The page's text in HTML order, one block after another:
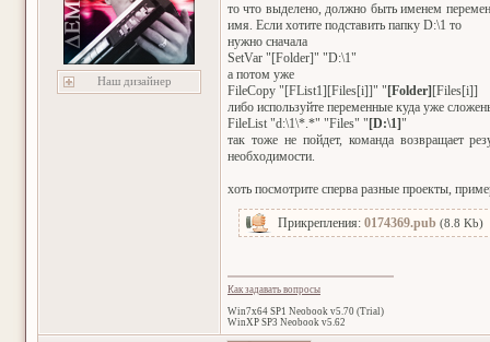
Наш дизайнер
то что выделено, должно быть именем
имя. Если хотите подставить папку D:\1 то
нужно сначала
SetVar "[Folder]" "D:\1"
а потом уже
FileCopy "[FList1][Files[i]]" " [Folder] [Files[i]]
либо используйте переменные куда уже
FileList "d:\1\*.*" "Files" " [D:\1]"
так тоже не пойдет, команда возвращает
необходимости.
хоть посмотрите сперва разные проекты,
Прикрепления: 0174369.pub (8.8 Kb)
Как задавать вопросы
Win7x64 SP1 Neobook v5.70 (Trial)
WinXP SP3 Neobook v5.62